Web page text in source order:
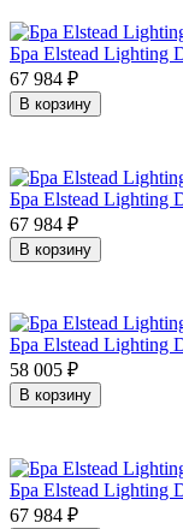
Бра Elstead Lighting
67 984 ₽
В корзину
Бра Elstead Lighting
67 984 ₽
В корзину
Бра Elstead Lighting
58 005 ₽
В корзину
Бра Elstead Lighting
67 984 ₽